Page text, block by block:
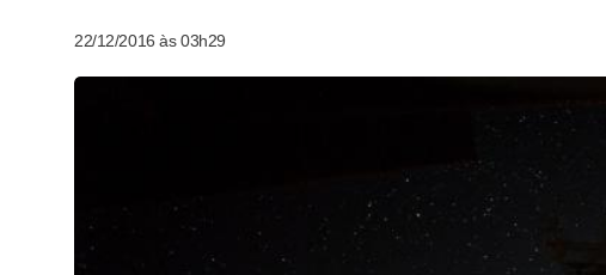
22/12/2016 às 03h29